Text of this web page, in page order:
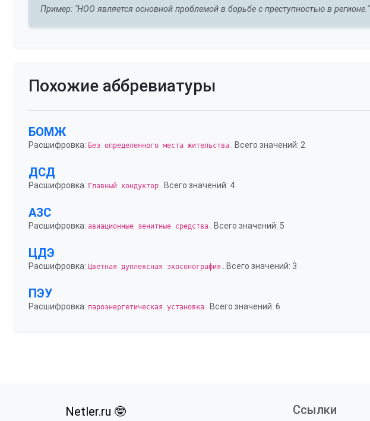
Пример: "НОО является основной проблемой в борьбе с преступностью в регионе."
Похожие аббревиатуры
БОМЖ
Расшифровка: Без определенного места жительства . Всего значений: 2
ДСД
Расшифровка: Главный кондуктор . Всего значений: 4
АЗС
Расшифровка: авиационные зенитные средства . Всего значений: 5
ЦДЭ
Расшифровка: Цветная дуплексная эхосонография . Всего значений: 3
ПЭУ
Расшифровка: пароэнергетическая установка . Всего значений: 6
Netler.ru 🤓 Ссылки